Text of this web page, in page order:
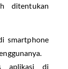
ditentukan
smartphone
aplikasi di